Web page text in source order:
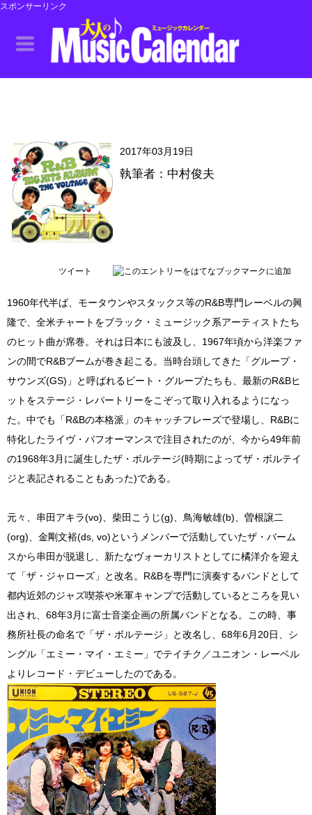
スポンサーリンク
2017年03月19日
執筆者：中村俊夫
ツイート
1960年代半ば、モータウンやスタックス等のR&B専門レーベルの興
隆で、全米チャートをブラック・ミュージック系アーティストたち
のヒット曲が席巻。それは日本にも波及し、1967年頃から洋楽ファ
ンの間でR&Bブームが巻き起こる。当時台頭してきた「グループ・
サウンズ(GS)」と呼ばれるビート・グループたちも、最新のR&Bヒ
ットをステージ・レパートリーをこぞって取り入れるようになっ
た。中でも「R&Bの本格派」のキャッチフレーズで登場し、R&Bに
特化したライヴ・パフオーマンスで注目されたのが、今から49年前
の1968年3月に誕生したザ・ボルテージ(時期によってザ・ボルテイ
ジと表記されることもあった)である。
元々、串田アキラ(vo)、柴田こうじ(g)、鳥海敏雄(b)、曽根譲二
(org)、金剛文裕(ds, vo)というメンバーで活動していたザ・バーム
スから串田が脱退し、新たなヴォーカリストとしてに橘洋介を迎え
て「ザ・ジャローズ」と改名。R&Bを専門に演奏するバンドとして
都内近郊のジャズ喫茶や米軍キャンプで活動しているところを見い
出され、68年3月に富士音楽企画の所属バンドとなる。この時、事
務所社長の命名で「ザ・ボルテージ」と改名し、68年6月20日、シ
ングル「エミー・マイ・エミー」でテイチク／ユニオン・レーベル
よりレコード・デビューしたのである。